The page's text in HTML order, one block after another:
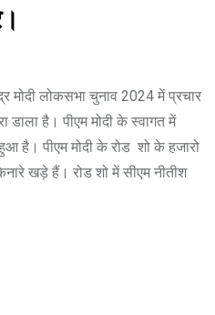
मोदी लोकसभा चुनाव 2024 में प्रचार
डाला है। पीएम मोदी के स्वागत में
है। पीएम मोदी के रोड शो के हजारो
खड़े हैं। रोड शो में सीएम नीतीश